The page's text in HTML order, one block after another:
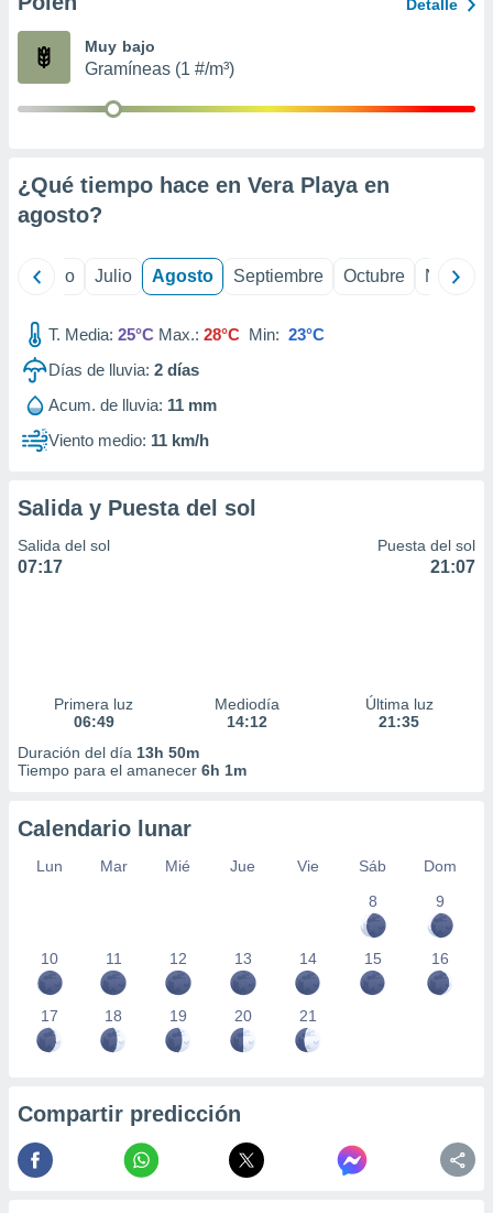
publicidad
1199
Detalle
Muy bajo
Gramíneas (1 #/m³)
¿Qué tiempo hace en Vera Playa en
agosto?
Junio Julio Agosto Septiembre Octubre
T. Media: 25°C Max.: 28°C Min: 23°C
Días de lluvia: 2 días
Acum. de lluvia: 11 mm
Viento medio: 11 km/h
Salida y Puesta del sol
Salida del sol
07:17
Puesta del sol
21:07
Primera luz
06:49
Mediodía
14:12
Última luz
21:35
Duración del día 13h 50m
Tiempo para el amanecer 6h 1m
Calendario lunar
Lun Mar Mié Jue Vie Sáb
Dom
8
9
10 11 12 13 14 15 16
17 18 19 20 21
Compartir predicción